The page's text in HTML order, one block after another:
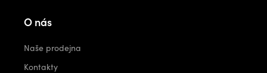
O nás
Naše prodejna
Kontakty